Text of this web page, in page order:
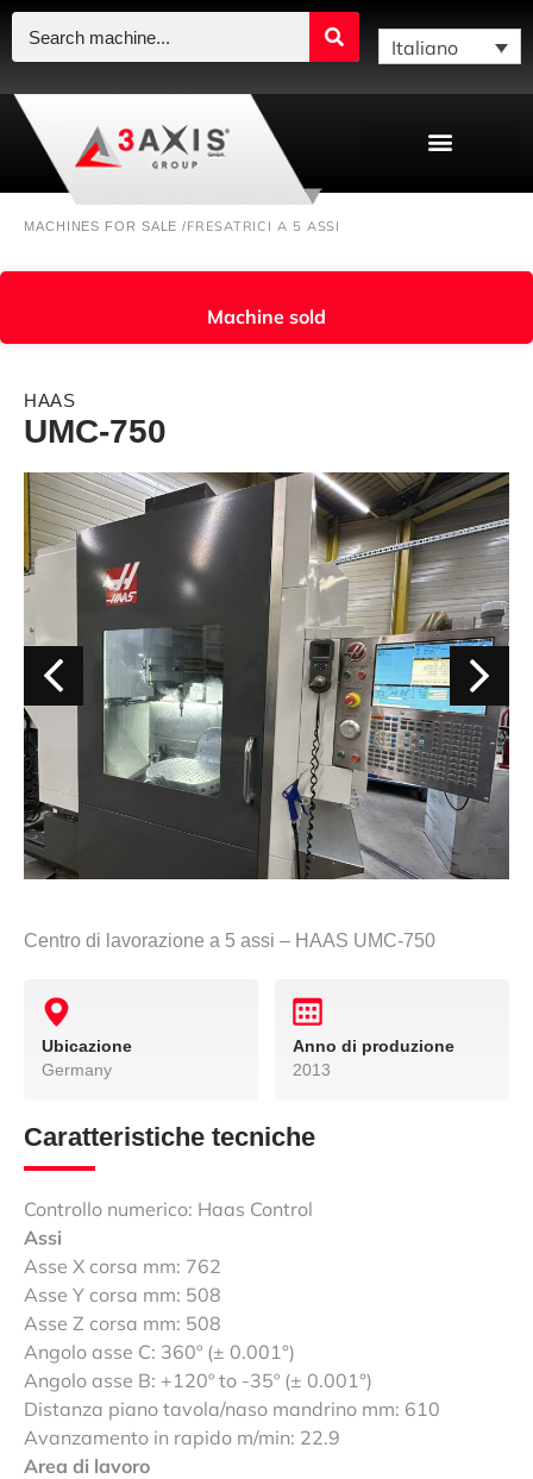
Italiano
MACHINES FOR SALE /FRESATRICI A 5 ASSI
Machine sold
HAAS
UMC-750
Centro di lavorazione a 5 assi – HAAS UMC-750
Ubicazione
Germany
Anno di produzione
2013
Caratteristiche tecniche
Controllo numerico: Haas Control
Assi
Asse X corsa mm: 762
Asse Y corsa mm: 508
Asse Z corsa mm: 508
Angolo asse C: 360º (± 0.001°)
Angolo asse B: +120º to -35º (± 0.001°)
Distanza piano tavola/naso mandrino mm: 610
Avanzamento in rapido m/min: 22.9
Area di lavoro